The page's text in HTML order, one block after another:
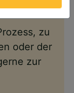
zu
oder der
zur